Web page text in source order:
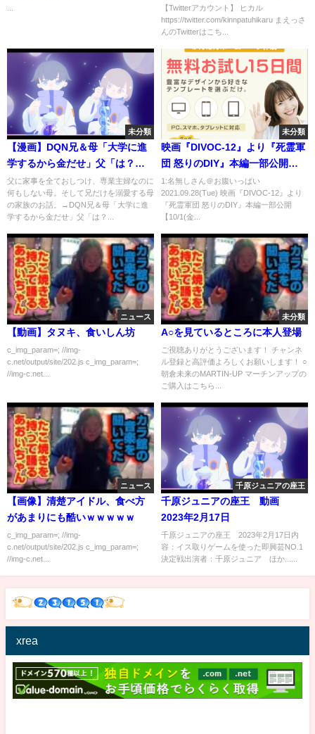
ス】＃Shorts
【Twitterアカウント】 ヒカル
https://twitter.com/kinnpatuhikaru まえっさ
んのTwitterはこち...
未分類
【漫画】DQN兄＆母「大学に進
学するから金だせ」父「は？無
職だから無理」→兄だけを可愛
がる母に気弱な父が反撃開始！
スカッと爽快！【マンガ動画】
父に家事を全ておしつけ、専業主婦なのに
何もしない母。そして兄だけを溺愛する母
の家族のお話。→DQN兄＆母「大学に進
学するから金だせ」父「は？...
未分類
映画『DIVOC-12』より『死霊軍
団 怒りのDIY』本編一部公開
【10/1(金)公開】
1:名無しさん＠お腹いっぱい
2021.09.28(Tue) 映画『DIVOC-12』より
『死霊軍団 怒りのDIY』本編一部公開
【10/1(金...
ニュース
【動画】タヌキ、食いしん坊
c_img_param=; //img-
c.net/output/site/202.js c_img_param=;
//img-c.net...
未分類
A○を見ているところに本人登場
ご視聴ありがとうございます！ チャンネ
ル登録と高評価よろしくお願いします！ ○
朝倉未来のMARTIN-UP マーチンアップの
ご購入はこちら...
ニュース
【画像】清楚アイドル、食べ方
があまりにも酷いｗｗｗｗｗ
c_img_param=; //img-
c.net/output/site/202.js c_img_param=;
//img-c.net...
千原ジュニアの座王
千原ジュニアの座王 動画
2023年2月17日
千原ジュニアの座王 2023年2月17日内
容：イス取りゲームを使った即興芸NO.1
決定戦出演者：千原ジュニア ほか......
xrea